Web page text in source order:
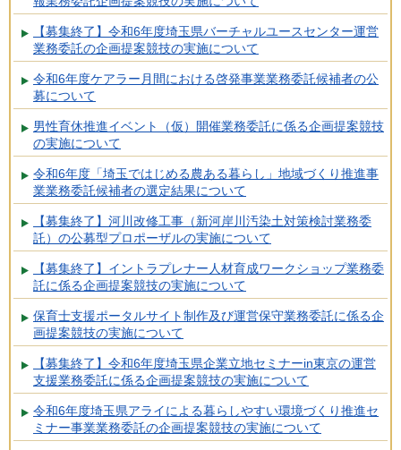
【募集終了】令和6年度埼玉県バーチャルユースセンター運営
業務委託の企画提案競技の実施について
令和6年度ケアラー月間における啓発事業業務委託候補者の公
募について
男性育休推進イベント（仮）開催業務委託に係る企画提案競技
の実施について
令和6年度「埼玉ではじめる農ある暮らし」地域づくり推進事
業業務委託候補者の選定結果について
【募集終了】河川改修工事（新河岸川汚染土対策検討業務委
託）の公募型プロポーザルの実施について
【募集終了】イントラプレナー人材育成ワークショップ業務委
託に係る企画提案競技の実施について
保育士支援ポータルサイト制作及び運営保守業務委託に係る企
画提案競技の実施について
【募集終了】令和6年度埼玉県企業立地セミナーin東京の運営
支援業務委託に係る企画提案競技の実施について
令和6年度埼玉県アライによる暮らしやすい環境づくり推進セ
ミナー事業業務委託の企画提案競技の実施について